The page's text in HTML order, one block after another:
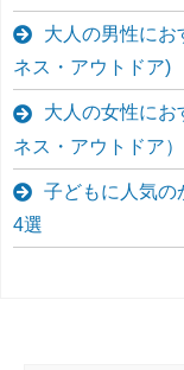
大人の男性にお
ネス・アウトドア)
大人の女性にお
ネス・アウトドア）
子どもに人気の
4選